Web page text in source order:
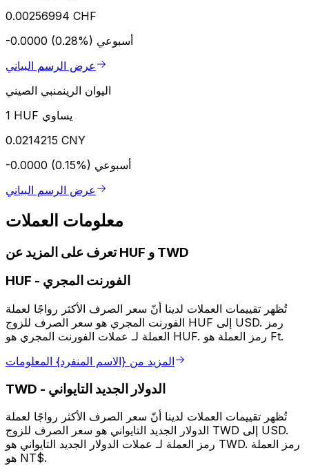
0.00256994 CHF
-0.0000 (0.28%) أسبوعي
عرض الرسم البياني
اليوان الرينمنبي الصيني
1 HUF يساوي
0.0214215 CNY
-0.0000 (0.15%) أسبوعي
عرض الرسم البياني
معلومات العملات
تعرف على المزيد عن HUF و TWD
HUF - الفورنت المجري
تُظهر تقييمات العملات لدينا أنّ سعر الصرف الأكثر رواجًا لعملة
الفورنت المجري هو سعر الصرف للزوج HUF إلى USD. رمز
العملة لـ عملات الفورنت المجري هو HUF. رمز العملة هو Ft.
المزيد من {الاسم المنفرد} المعلومات
TWD - الدولار الجديد التايواني
تُظهر تقييمات العملات لدينا أنّ سعر الصرف الأكثر رواجًا لعملة
الدولار الجديد التايواني هو سعر الصرف للزوج TWD إلى USD.
رمز العملة لـ عملات الدولار الجديد التايواني هو TWD. رمز العملة
هو NT$.